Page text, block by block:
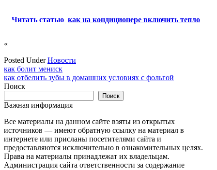
Читать статью как на кондиционере включить тепло
«
Posted UnderНовости
Навигация
по
как болит мениск
как отбелить зубы в домашних условиях с фольгой
Поиск
Поиск
Важная информация
Все материалы на данном сайте взяты из открытых
источников — имеют обратную ссылку на материал в
интернете или присланы посетителями сайта и
предоставляются исключительно в ознакомительных целях.
Права на материалы принадлежат их владельцам.
Администрация сайта ответственности за содержание